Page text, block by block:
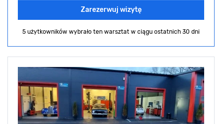
Zarezerwuj wizytę
5 użytkowników wybrało ten warsztat w ciągu ostatnich 30 dni